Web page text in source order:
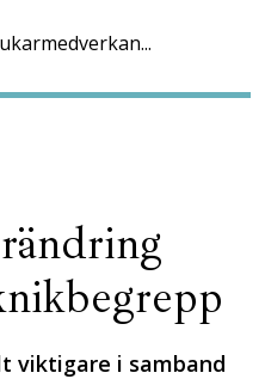
viktigare i samband